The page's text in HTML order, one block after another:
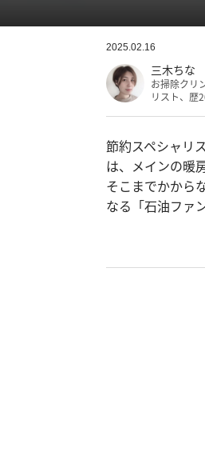
2025.02.16
三木ちな
お掃除クリ
リスト、歴
節約スペシャリ
は、メインの暖
そこまでかから
なる「石油ファ